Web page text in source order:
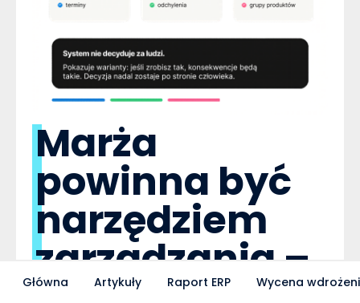
Główna Artykuły Raport ERP Wycena
Marża
powinna być
narzędziem
zarządzania –